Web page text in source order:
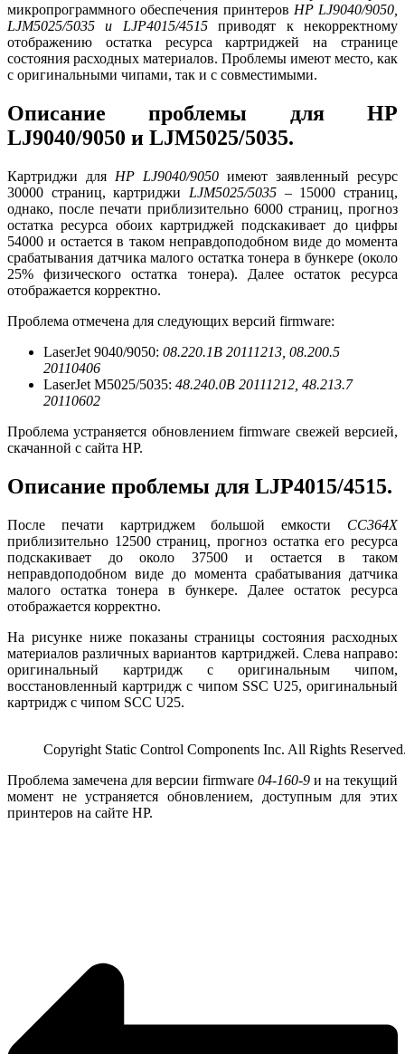
микропрограммного обеспечения принтеров HP LJ9040/9050,
LJM5025/5035 и LJP4015/4515приводят к некорректному
отображению остатка ресурса картриджей на странице
состояния расходных материалов. Проблемы имеют место, как
с оригинальными чипами, так и с совместимыми.
Описание проблемы для HP
LJ9040/9050 и LJM5025/5035.
Картриджи для HP LJ9040/9050 имеют заявленный ресурс
30000 страниц, картриджи LJM5025/5035 – 15000 страниц,
однако, после печати приблизительно 6000 страниц, прогноз
остатка ресурса обоих картриджей подскакивает до цифры
54000 и остается в таком неправдоподобном виде до момента
срабатывания датчика малого остатка тонера в бункере (около
25% физического остатка тонера). Далее остаток ресурса
отображается корректно.
Проблема отмечена для следующих версий firmware:
LaserJet 9040/9050: 08.220.1B 20111213, 08.200.5
20110406
LaserJet M5025/5035: 48.240.0B 20111212, 48.213.7
20110602
Проблема устраняется обновлением firmware свежей версией,
скачанной с сайта HP.
Описание проблемы для LJP4015/4515.
После печати картриджем большой емкости CC364X
приблизительно 12500 страниц, прогноз остатка его ресурса
подскакивает до около 37500 и остается в таком
неправдоподобном виде до момента срабатывания датчика
малого остатка тонера в бункере. Далее остаток ресурса
отображается корректно.
На рисунке ниже показаны страницы состояния расходных
материалов различных вариантов картриджей. Слева направо:
оригинальный картридж с оригинальным чипом,
восстановленный картридж с чипом SSC U25, оригинальный
картридж с чипом SCC U25.
Copyright Static Control Components Inc. All Rights
Проблема замечена для версии firmware 04-160-9 и на текущий
момент не устраняется обновлением, доступным для этих
принтеров на сайте HP.